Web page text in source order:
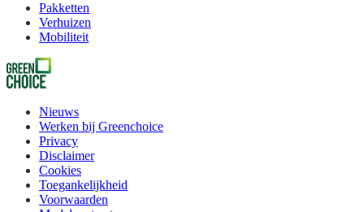
Pakketten
Verhuizen
Mobiliteit
Nieuws
Werken bij Greenchoice
Privacy
Disclaimer
Cookies
Toegankelijkheid
Voorwaarden